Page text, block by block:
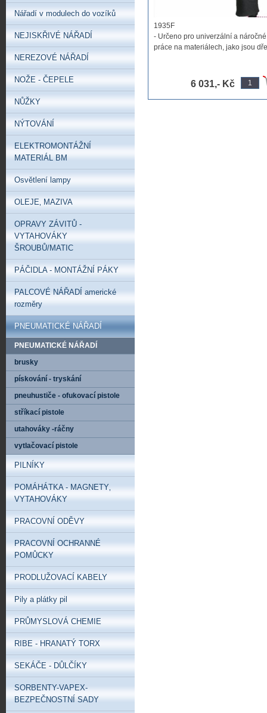
1935F
- Určeno pro univerzální a náročné
práce na materiálech, jako jsou
6 031,- Kč
Nářadí v modulech do vozíků
NEJISKŘIVÉ NÁŘADÍ
NEREZOVÉ NÁŘADÍ
NOŽE - ČEPELE
NŮŽKY
NÝTOVÁNÍ
ELEKTROMONTÁŽNÍ
MATERIÁL BM
Osvětlení lampy
OLEJE‚ MAZIVA
OPRAVY ZÁVITŮ -
VYTAHOVÁKY
ŠROUBŮ/MATIC
PÁČIDLA - MONTÁŽNÍ PÁKY
PALCOVÉ NÁŘADÍ americké
rozměry
PNEUMATICKÉ NÁŘADÍ
PNEUMATICKÉ NÁŘADÍ
brusky
pískování - tryskání
pneuhustiče - ofukovací pistole
stříkací pistole
utahováky -ráčny
vytlačovací pistole
PILNÍKY
POMÁHÁTKA - MAGNETY‚
VYTAHOVÁKY
PRACOVNÍ ODĚVY
PRACOVNÍ OCHRANNÉ
POMŮCKY
PRODLUŽOVACÍ KABELY
Pily a plátky pil
PRŮMYSLOVÁ CHEMIE
RIBE - HRANATÝ TORX
SEKÁČE - DŮLČÍKY
SORBENTY-VAPEX-
BEZPEČNOSTNÍ SADY